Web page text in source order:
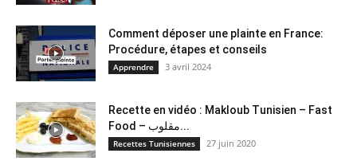
Comment déposer une plainte en France:
Procédure, étapes et conseils
Apprendre 3 avril 2024
Recette en vidéo : Makloub Tunisien – Fast
Food – مقلوب...
Recettes Tunisiennes 27 juin 2020